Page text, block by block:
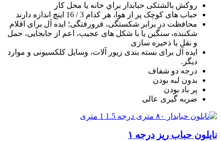
روکش بالشتکی حبابدار براي خانه يا محل کار
حباب های کوچک پر از هوا، هر کدام 3 / 16 اينچ اندازه دارند
محافظت در برابر شکستگی، فرورفتگی؛ ايده آل برای اقلام
شکننده، سنگين يا با شکل های عجيب، اعم از جابجايی، حمل
و نقل يا ذخيره سازی
ایده آل برای بسته بندی زیور آلات، وسایل کلکسیونی و موارد
دیگر.
درجه دو شفاف
بدون لبه بودن
پر باد بودن
ضربه گیری عالی
نایلون حباب ریز درجه ۱